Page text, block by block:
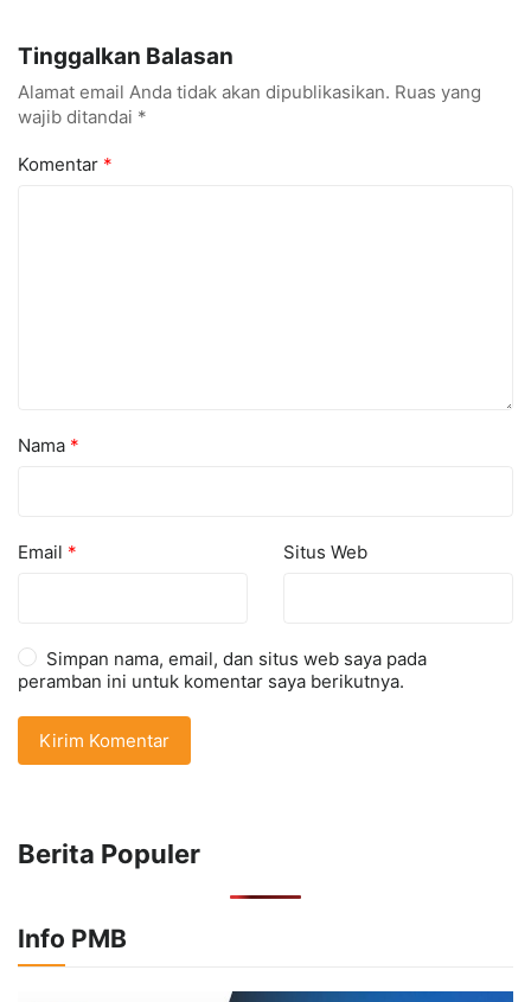
Tinggalkan Balasan
Alamat email Anda tidak akan dipublikasikan. Ruas yang
wajib ditandai *
Komentar *
Nama *
Email * Situs Web
Simpan nama, email, dan situs web saya pada
peramban ini untuk komentar saya berikutnya.
Berita Populer
Info PMB